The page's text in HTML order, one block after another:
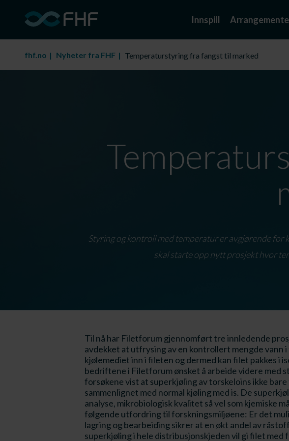
Innspill
fhf.no Nyheter fra FHF Temperaturstyring fra fangst til marked
Styring og kontroll med temperatur er avgjørende
skal starte opp nytt prosjekt hvor
Til nå har Filetforum gjennomført tre innledende
avdekket at utfrysing av en kontrollert mengde
kjølemediet inn i fileten og dermed kan filet pakkes i
bedriftene i Filetforum ønsket å arbeide videre med
forsøkene vist at superkjøling av torskeloins ikke
sammenlignet med normal kjøling med is. De
analyse, mikrobiologisk kvalitet så vel som kjemiske
følgende utfordring til forskningsmiljøene: Er det
lagring og bearbeiding sikrer at en økt andel av
superkjøling i hele distribusjonskjeden vil gi filet